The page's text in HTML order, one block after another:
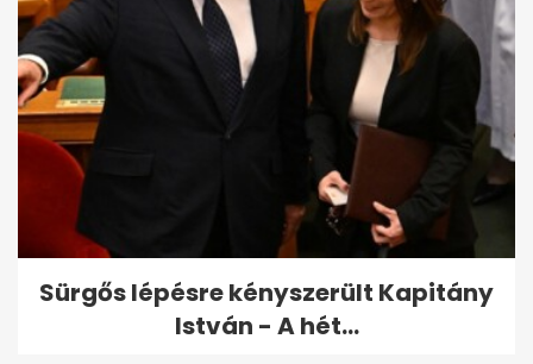
Sürgős lépésre kényszerült Kapitány
István - A hét...